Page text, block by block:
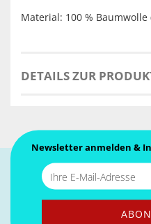
Material: 100 % Baumwolle
DETAILS ZUR
Newsletter anmelden &